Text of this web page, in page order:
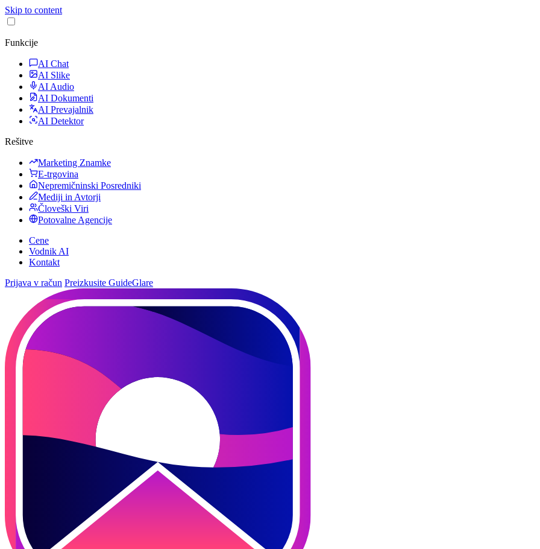
Skip to content
Funkcije
AI Chat
AI Slike
AI Audio
AI Dokumenti
AI Prevajalnik
AI Detektor
Rešitve
Marketing Znamke
E-trgovina
Nepremičninski Posredniki
Mediji in Avtorji
Človeški Viri
Potovalne Agencije
Cene
Vodnik AI
Kontakt
Prijava v račun Preizkusite GuideGlare